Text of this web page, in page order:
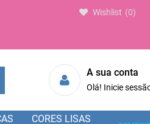
Wishlist 0
A sua conta
Olá! Inicie
CORES LISAS